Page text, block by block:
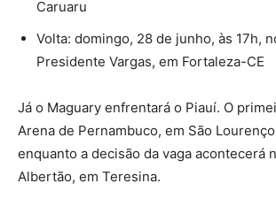
Caruaru
Volta: domingo, 28 de junho, às 17h,
Presidente Vargas, em Fortaleza-CE
Já o Maguary enfrentará o Piauí. O
Arena de Pernambuco, em São
enquanto a decisão da vaga acontecerá
Albertão, em Teresina.